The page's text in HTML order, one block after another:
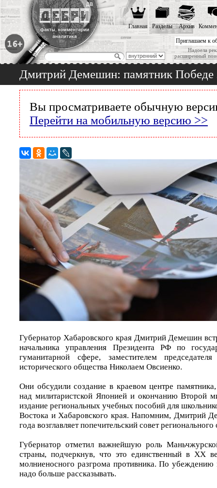
Приглашаем к
Надоела
расширенный
Главная Разделы Архив
Дмитрий Демешин: памятник Победе
Вы просматриваете обычную
Перейти на мобильную версию >>
Губернатор Хабаровского края Дмитрий Демешин
начальника управления Президента РФ по
гуманитарной сфере, заместителем
исторического общества Николаем Овсиенко.
Они обсудили создание в краевом центре
над милитаристской Японией и окончанию Второй
издание региональных учебных пособий для
Востока и Хабаровского края. Напомним, Дмитрий
года возглавляет попечительский совет
Губернатор отметил важнейшую роль
страны, подчеркнув, что это единственный в XX
молниеносного разгрома противника. По убеждению
надо больше рассказывать.